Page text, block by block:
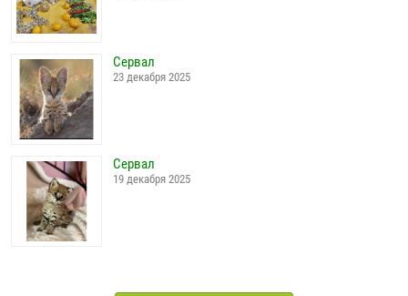
Сервал
23 декабря 2025
Сервал
19 декабря 2025